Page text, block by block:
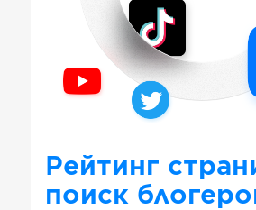
Рейтинг
поиск